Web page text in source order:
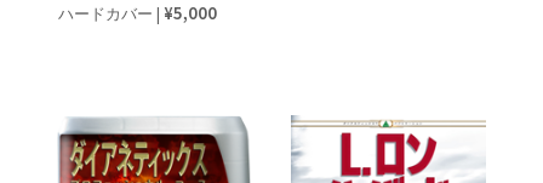
ハードカバー | ¥5,000